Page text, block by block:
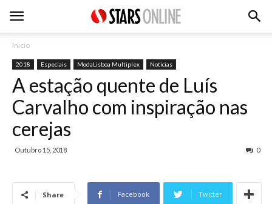
Inicio
2018 Especiais ModaLisboa Multiplex Noticias
A estação quente de Luís
Carvalho com inspiração nas
cerejas
Outubro 15, 2018 0
Share Facebook Twitter